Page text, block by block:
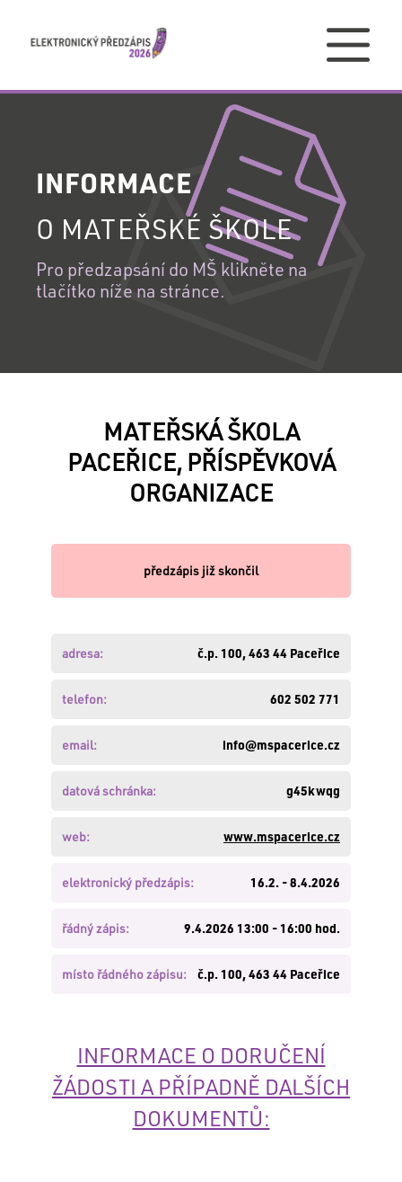
INFORMACE
O MATEŘSKÉ ŠKOLE
Pro předzapsání do MŠ klikněte na
tlačítko níže na stránce.
MATEŘSKÁ ŠKOLA
PACEŘICE, PŘÍSPĚVKOVÁ
ORGANIZACE
předzápis již skončil
adresa: č.p. 100, 463 44 Paceřice
telefon: 602 502 771
email: info@mspacerice.cz
datová schránka: g45kwqg
web: www.mspacerice.cz
elektronický předzápis: 16.2. - 8.4.2026
řádný zápis: 9.4.2026 13:00 - 16:00 hod.
místo řádného zápisu: č.p. 100, 463 44 Paceřice
INFORMACE O DORUČENÍ
ŽÁDOSTI A PŘÍPADNĚ DALŠÍCH
DOKUMENTŮ:
PŘIHLÁŠENÍ
DO
VAŠEHO
ÚČTU
PŘIHLÁŠENÍ
REGISTRACE